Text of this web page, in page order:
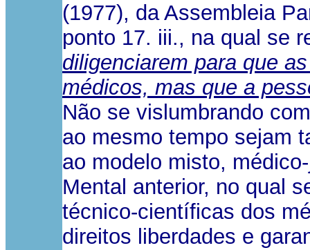
(1977), da Assembleia
ponto 17. iii., na qual se
diligenciarem para que
médicos, mas que a
Não se vislumbrando
ao mesmo tempo sejam
ao modelo misto,
Mental anterior, no qual
técnico-científicas dos
direitos liberdades e